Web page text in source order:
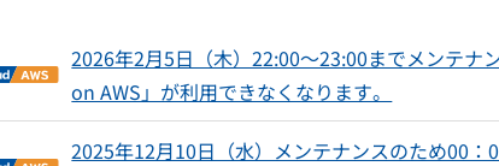
債務管理オプショ
ン
建設業会計
個別原価会計
公益法人会計
人事管理
税務計算
固定資産
給与明細配信「PCA
身上申請電子化「PCA
2026年2月5日（木）22:00～23:00までメンテナ
on AWS」が利用できなくなります。
2025年12月10日（水）メンテナンスのため00：